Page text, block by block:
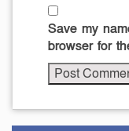
Save my
browser for